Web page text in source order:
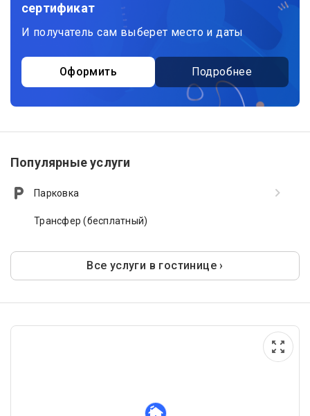
сертификат
И получатель сам выберет место и даты
Оформить Подробнее
Популярные услуги
Парковка
Трансфер (бесплатный)
Все услуги в гостинице ›